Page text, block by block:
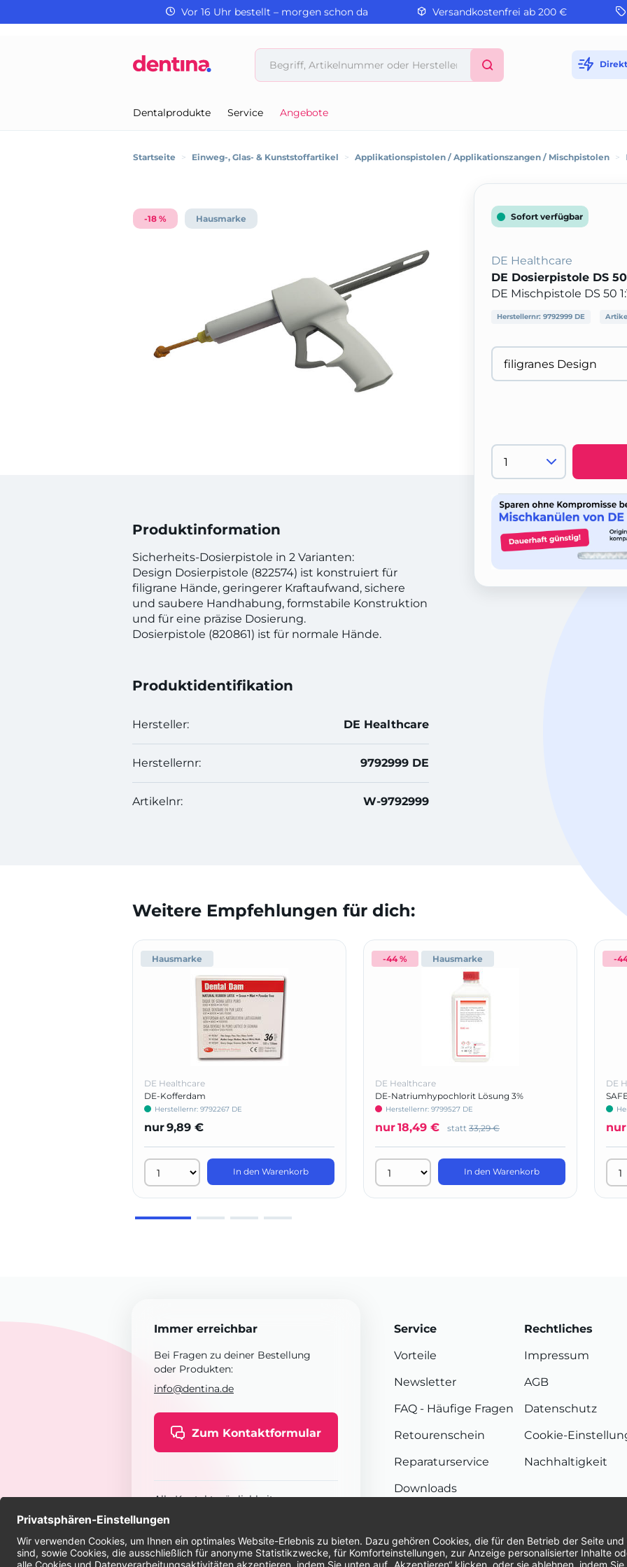
Vor 16 Uhr bestellt – morgen schon da Versandkostenfrei ab 200 €
Dentalprodukte Service Angebote
Startseite > Einweg-, Glas- & Kunststoffartikel > Applikationspistolen / Applikationszangen / Mischpistolen >
-18 % Hausmarke
Produktinformation
Sicherheits-Dosierpistole in 2 Varianten:
Design Dosierpistole (822574) ist konstruiert für
filigrane Hände, geringerer Kraftaufwand, sichere
und saubere Handhabung, formstabile Konstruktion
und für eine präzise Dosierung.
Dosierpistole (820861) ist für normale Hände.
Produktidentifikation
Hersteller: DE Healthcare
Herstellernr: 9792999 DE
Artikelnr: W-9792999
Sofort verfügbar
DE Healthcare
DE Dosierpistole DS 50
DE Mischpistole DS 50
Herstellernr: 9792999 DE
Weitere Empfehlungen für dich:
Hausmarke
DE Healthcare
DE-Kofferdam
Herstellernr: 9792267 DE
nur9,89 €
In den Warenkorb
-44 % Hausmarke
DE Healthcare
DE-Natriumhypochlorit Lösung 3%
Herstellernr: 9799527 DE
nur18,49 € statt 33,29 €
In den Warenkorb
-
DE
nur
Immer erreichbar
Bei Fragen zu deiner Bestellung
oder Produkten:
info@dentina.de
Zum Kontaktformular
Alle Kontaktmöglichkeiten
Service
Vorteile
Newsletter
FAQ - Häufige Fragen
Retourenschein
Reparaturservice
Downloads
Rechtliches
Impressum
AGB
Datenschutz
Cookie-
Nachhaltigkeit